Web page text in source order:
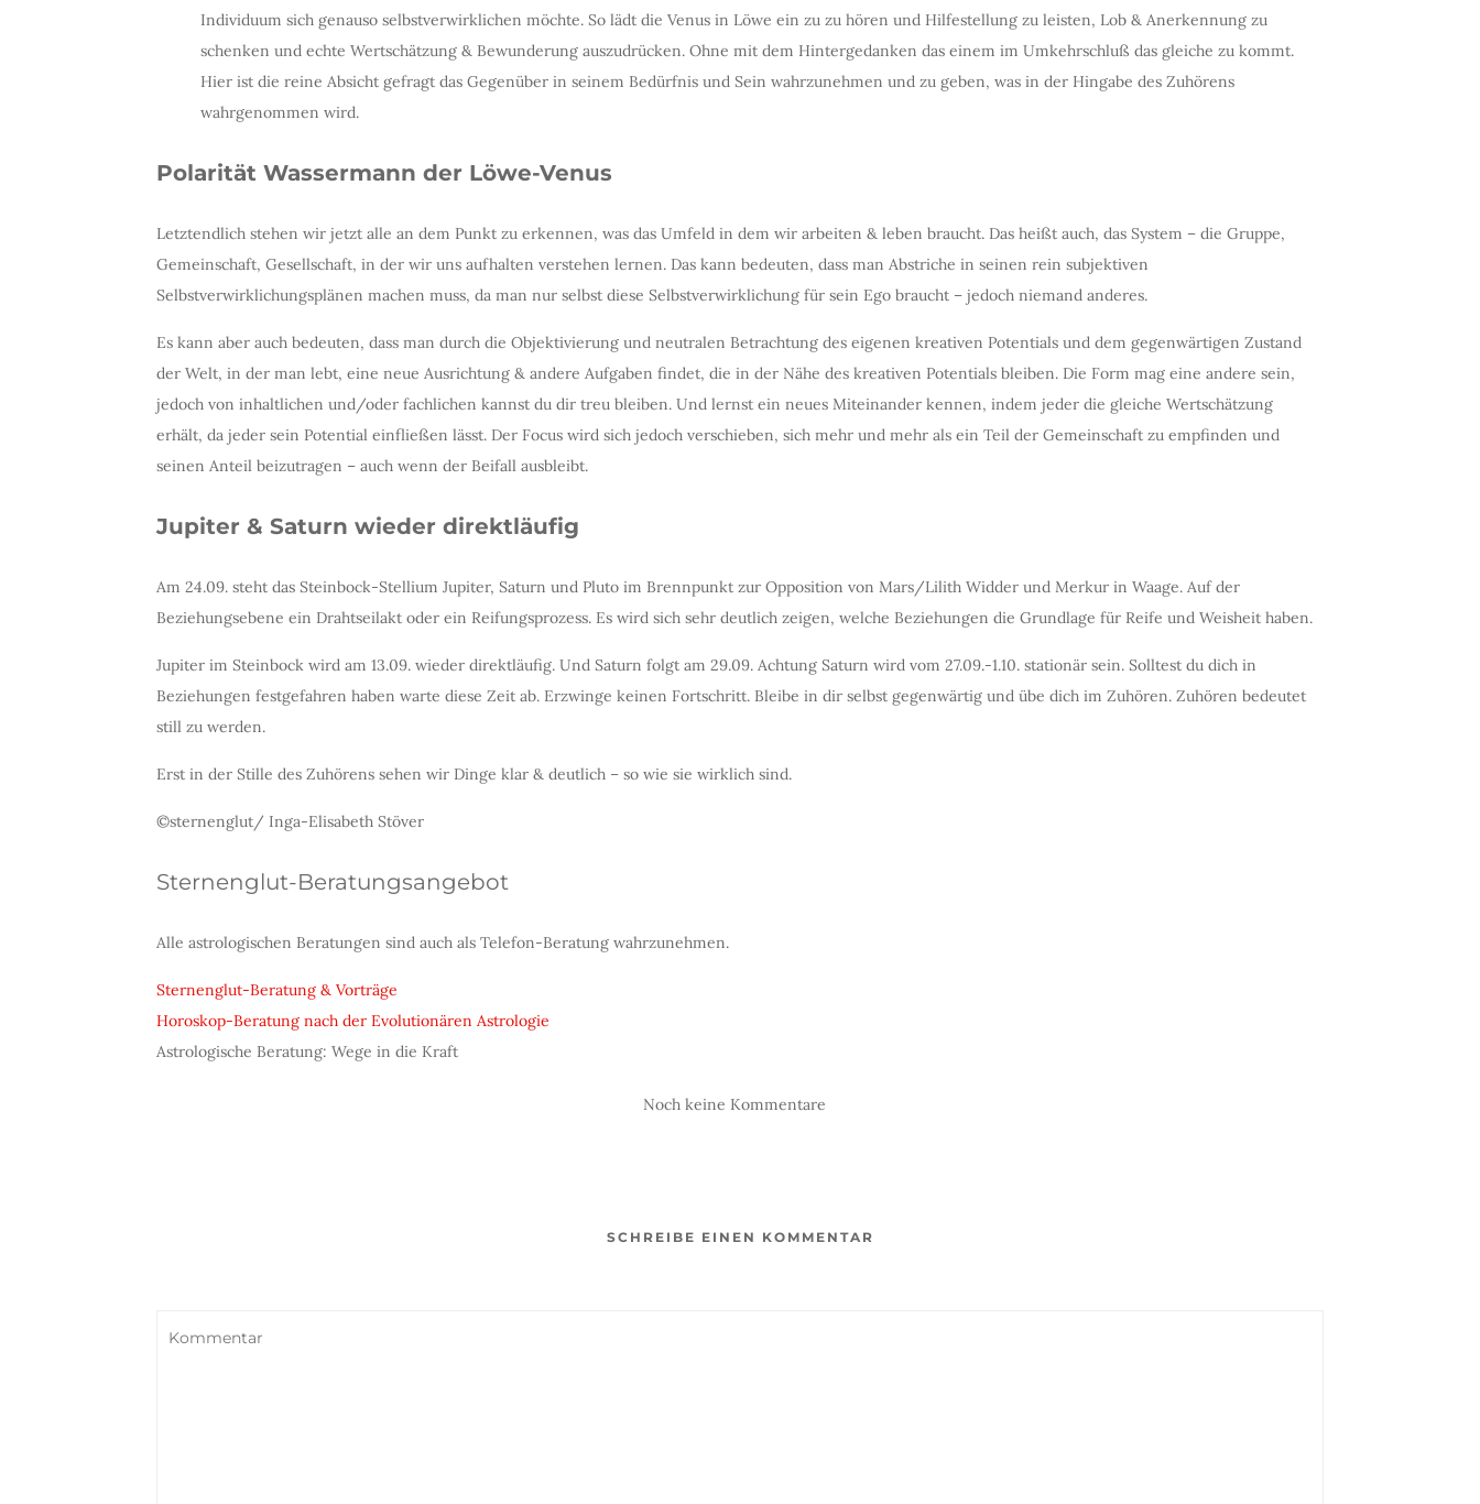
Individuum sich genauso selbstverwirklichen möchte. So lädt die Venus in Löwe ein zu zu hören und Hilfestellung zu leisten, Lob & Anerkennung zu
schenken und echte Wertschätzung & Bewunderung auszudrücken. Ohne mit dem Hintergedanken das einem im Umkehrschluß das gleiche zu kommt.
Hier ist die reine Absicht gefragt das Gegenüber in seinem Bedürfnis und Sein wahrzunehmen und zu geben, was in der Hingabe des Zuhörens
wahrgenommen wird.
Polarität Wassermann der Löwe-Venus
Letztendlich stehen wir jetzt alle an dem Punkt zu erkennen, was das Umfeld in dem wir arbeiten & leben braucht. Das heißt auch, das System – die Gruppe,
Gemeinschaft, Gesellschaft, in der wir uns aufhalten verstehen lernen. Das kann bedeuten, dass man Abstriche in seinen rein subjektiven
Selbstverwirklichungsplänen machen muss, da man nur selbst diese Selbstverwirklichung für sein Ego braucht – jedoch niemand anderes.
Es kann aber auch bedeuten, dass man durch die Objektivierung und neutralen Betrachtung des eigenen kreativen Potentials und dem gegenwärtigen Zustand
der Welt, in der man lebt, eine neue Ausrichtung & andere Aufgaben findet, die in der Nähe des kreativen Potentials bleiben. Die Form mag eine andere sein,
jedoch von inhaltlichen und/oder fachlichen kannst du dir treu bleiben. Und lernst ein neues Miteinander kennen, indem jeder die gleiche Wertschätzung
erhält, da jeder sein Potential einfließen lässt. Der Focus wird sich jedoch verschieben, sich mehr und mehr als ein Teil der Gemeinschaft zu empfinden und
seinen Anteil beizutragen – auch wenn der Beifall ausbleibt.
Jupiter & Saturn wieder direktläufig
Am 24.09. steht das Steinbock-Stellium Jupiter, Saturn und Pluto im Brennpunkt zur Opposition von Mars/Lilith Widder und Merkur in Waage. Auf der
Beziehungsebene ein Drahtseilakt oder ein Reifungsprozess. Es wird sich sehr deutlich zeigen, welche Beziehungen die Grundlage für Reife und Weisheit haben.
Jupiter im Steinbock wird am 13.09. wieder direktläufig. Und Saturn folgt am 29.09. Achtung Saturn wird vom 27.09.-1.10. stationär sein. Solltest du dich in
Beziehungen festgefahren haben warte diese Zeit ab. Erzwinge keinen Fortschritt. Bleibe in dir selbst gegenwärtig und übe dich im Zuhören. Zuhören bedeutet
still zu werden.
Erst in der Stille des Zuhörens sehen wir Dinge klar & deutlich – so wie sie wirklich sind.
©sternenglut/ Inga-Elisabeth Stöver
Sternenglut-Beratungsangebot
Alle astrologischen Beratungen sind auch als Telefon-Beratung wahrzunehmen.
Sternenglut-Beratung & Vorträge
Horoskop-Beratung nach der Evolutionären Astrologie
Astrologische Beratung: Wege in die Kraft
Noch keine Kommentare
SCHREIBE EINEN KOMMENTAR